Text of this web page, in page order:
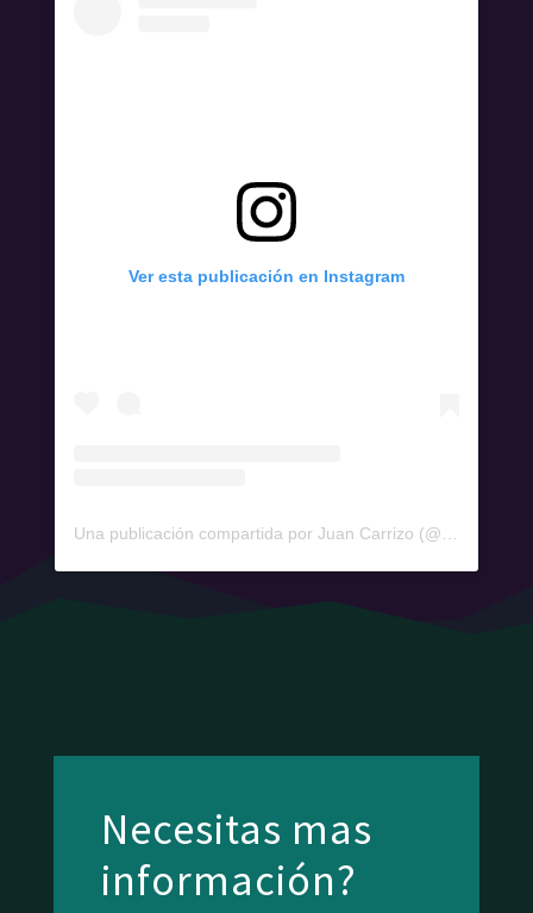
Ver esta publicación en Instagram
Necesitas mas
información?